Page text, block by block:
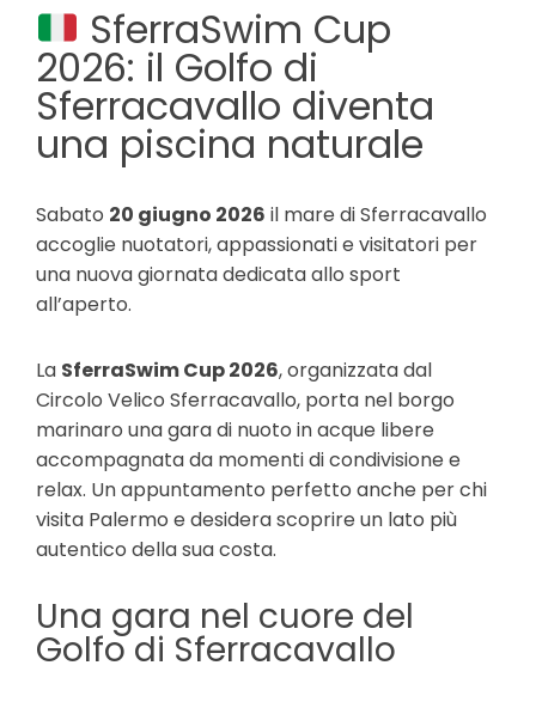
SferraSwim Cup
2026: il Golfo di
Sferracavallo diventa
una piscina naturale
Sabato 20 giugno 2026 il mare di Sferracavallo
accoglie nuotatori, appassionati e visitatori per
una nuova giornata dedicata allo sport
all’aperto.
La SferraSwim Cup 2026, organizzata dal
Circolo Velico Sferracavallo, porta nel borgo
marinaro una gara di nuoto in acque libere
accompagnata da momenti di condivisione e
relax. Un appuntamento perfetto anche per chi
visita Palermo e desidera scoprire un lato più
autentico della sua costa.
Una gara nel cuore del
Golfo di Sferracavallo